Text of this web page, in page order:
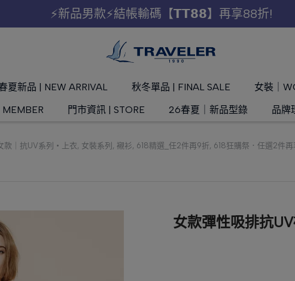
⚡新品男款⚡結帳輸碼【𝗧𝗧𝟴𝟴】再享88折!
夏新品 | NEW ARRIVAL 秋冬單品 | FINAL SALE
女裝｜
門市資訊 | STORE 26春夏｜新品型錄 品牌
款｜抗UV系列 • 上衣, 女裝系列 , 襯衫, 618精選_任2件再9折, 618狂購祭．任選2件
女款彈性吸排抗